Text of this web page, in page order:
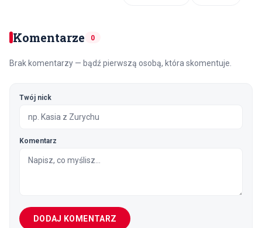
Komentarze 0
Brak komentarzy — bądź pierwszą osobą, która skomentuje.
Twój nick
Komentarz
DODAJ KOMENTARZ